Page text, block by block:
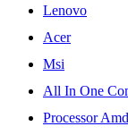
Lenovo
Acer
Msi
All In One
Processor